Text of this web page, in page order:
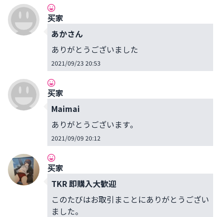
买家
あかさん
ありがとうございました
2021/09/23 20:53
买家
Maimai
ありがとうございます｡
2021/09/09 20:12
买家
TKR 即購入大歓迎
このたびはお取引まことにありがとうござい
ました。